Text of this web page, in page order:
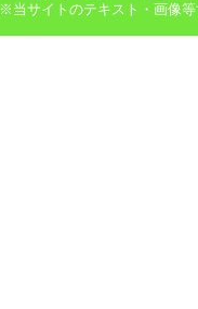
※当サイトのテキスト・画像